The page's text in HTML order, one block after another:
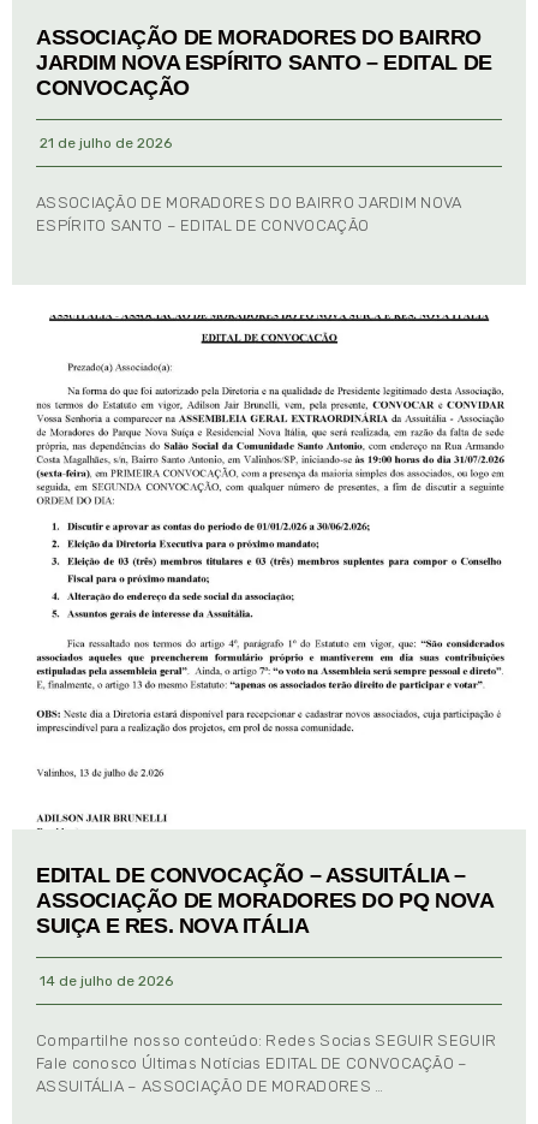
ASSOCIAÇÃO DE MORADORES DO BAIRRO
JARDIM NOVA ESPÍRITO SANTO – EDITAL DE
CONVOCAÇÃO
21 de julho de 2026
ASSOCIAÇÃO DE MORADORES DO BAIRRO JARDIM NOVA
ESPÍRITO SANTO – EDITAL DE CONVOCAÇÃO
EDITAL DE CONVOCAÇÃO – ASSUITÁLIA –
ASSOCIAÇÃO DE MORADORES DO PQ NOVA
SUIÇA E RES. NOVA ITÁLIA
14 de julho de 2026
Compartilhe nosso conteúdo: Redes Socias SEGUIR SEGUIR
Fale conosco Últimas Notícias EDITAL DE CONVOCAÇÃO –
ASSUITÁLIA – ASSOCIAÇÃO DE MORADORES …